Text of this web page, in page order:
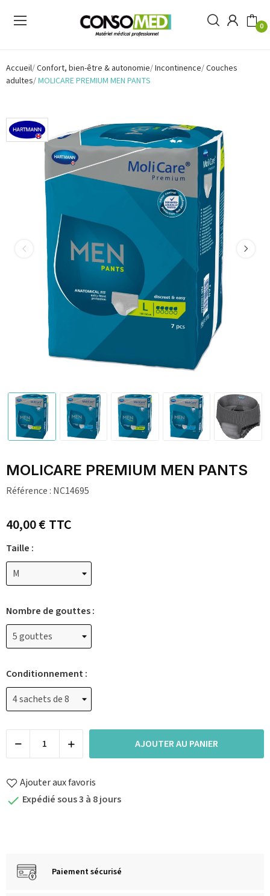
0
Accueil Confort, bien-être & autonomie Incontinence Couches
adultes MOLICARE PREMIUM MEN PANTS
MOLICARE PREMIUM MEN PANTS
Référence : NC14695
40,00 €TTC
Taille :
Nombre de gouttes :
Conditionnement :
AJOUTER AU PANIER
Ajouter aux favoris
 Expédié sous 3 à 8 jours
Paiement sécurisé